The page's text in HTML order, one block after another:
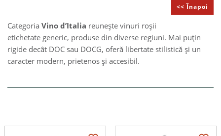
<< Înapoi
Categoria Vino d’Italia reunește vinuri roșii
etichetate generic, produse din diverse regiuni. Mai puțin
rigide decât DOC sau DOCG, oferă libertate stilistică și un
caracter modern, prietenos și accesibil.